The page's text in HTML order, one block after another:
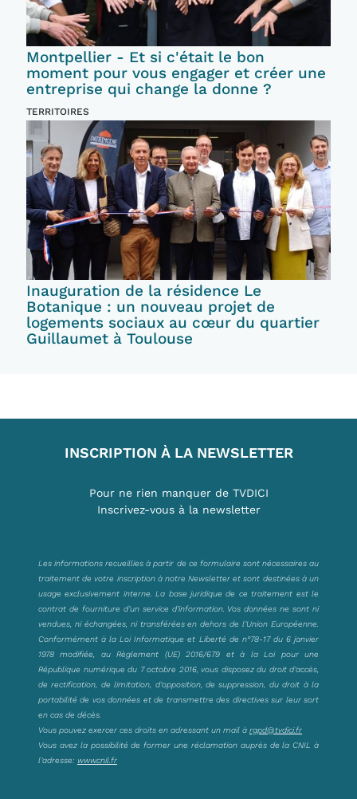
Montpellier - Et si c'était le bon
moment pour vous engager et créer une
entreprise qui change la donne ?
TERRITOIRES
Inauguration de la résidence Le
Botanique : un nouveau projet de
logements sociaux au cœur du quartier
Guillaumet à Toulouse
INSCRIPTION À LA NEWSLETTER
Pour ne rien manquer de TVDICI
Inscrivez-vous à la newsletter
Les informations recueillies à partir de ce formulaire sont nécessaires au
traitement de votre inscription à notre Newsletter et sont destinées à un
usage exclusivement interne. La base juridique de ce traitement est le
contrat de fourniture d’un service d’information. Vos données ne sont ni
vendues, ni échangées, ni transférées en dehors de l’Union Européenne.
Conformément à la Loi Informatique et Liberté de n°78-17 du 6 janvier
1978 modifiée, au Règlement (UE) 2016/679 et à la Loi pour une
République numérique du 7 octobre 2016, vous disposez du droit d’accès,
de rectification, de limitation, d’opposition, de suppression, du droit à la
portabilité de vos données et de transmettre des directives sur leur sort
en cas de décès.
Vous pouvez exercer ces droits en adressant un mail à rgpd@tvdici.fr
Vous avez la possibilité de former une réclamation auprès de la CNIL à
l’adresse: www.cnil.fr